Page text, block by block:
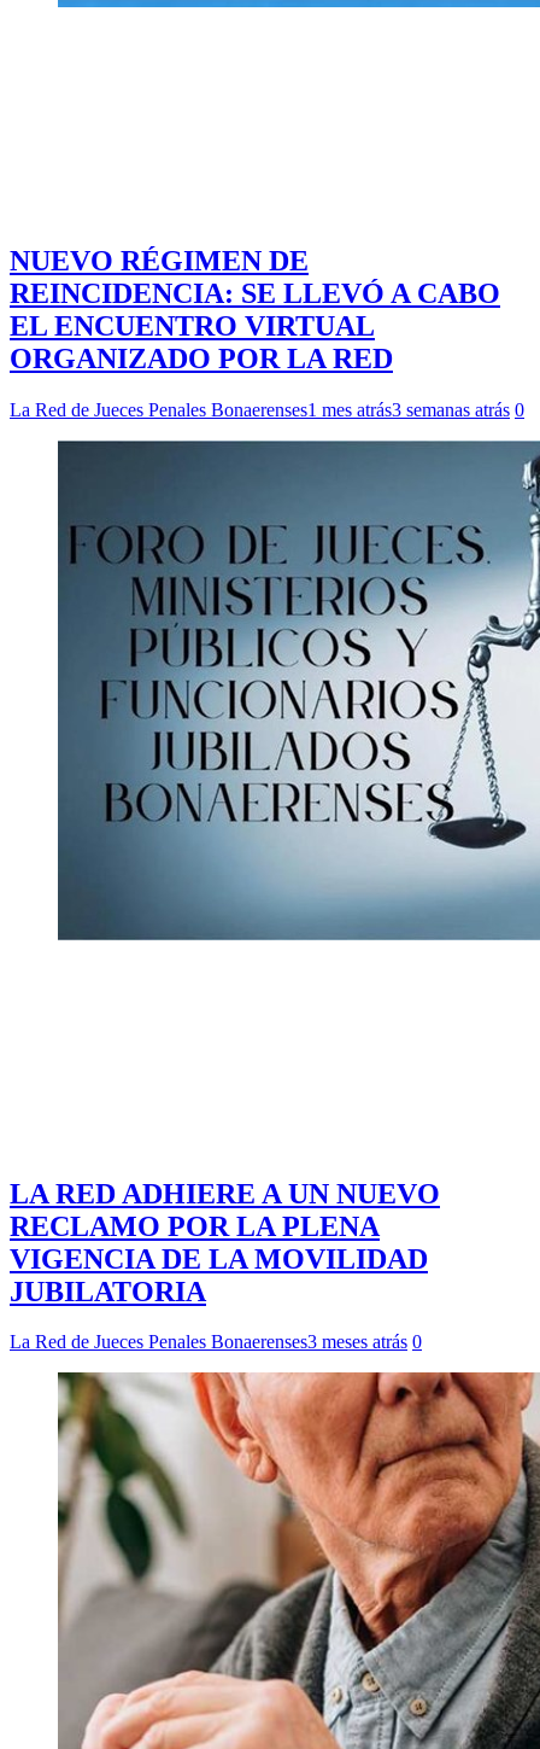
NUEVO RÉGIMEN DE
REINCIDENCIA: SE LLEVÓ A CABO
EL ENCUENTRO VIRTUAL
ORGANIZADO POR LA RED
La Red de Jueces Penales Bonaerenses1 mes atrás3 semanas atrás 0
LA RED ADHIERE A UN NUEVO
RECLAMO POR LA PLENA
VIGENCIA DE LA MOVILIDAD
JUBILATORIA
La Red de Jueces Penales Bonaerenses3 meses atrás 0